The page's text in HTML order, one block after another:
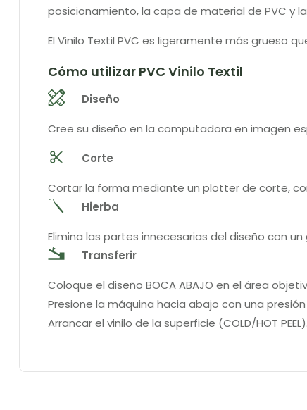
posicionamiento, la capa de material de PVC y
El Vinilo Textil PVC es ligeramente más grueso
Cómo utilizar PVC Vinilo Textil
Diseño
Cree su diseño en la computadora en imagen
Corte
Cortar la forma mediante un plotter de corte,
Hierba
Elimina las partes innecesarias del diseño con
Transferir
Coloque el diseño BOCA ABAJO en el área
Presione la máquina hacia abajo con una
Arrancar el vinilo de la superficie (COLD/HOT PEEL).